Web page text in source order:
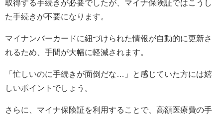
取得する手続きが必要でしたが、マイナ保険証ではこうし
た手続きが不要になります。
マイナンバーカードに紐づけられた情報が自動的に更新さ
れるため、手間が大幅に軽減されます。
「忙しいのに手続きが面倒だな…」と感じていた方には嬉
しいポイントでしょう。
さらに、マイナ保険証を利用することで、高額医療費の手